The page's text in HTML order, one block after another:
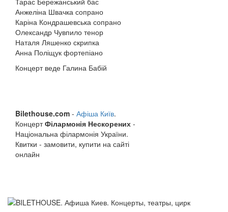
Анжеліна Швачка сопрано
Каріна Кондрашевська сопрано
Олександр Чувпило тенор
Наталя Ляшенко скрипка
Анна Поліщук фортепіано
Концерт веде Галина Бабій
Bilethouse.com - Афіша Київ.
КонцертФілармонія Нескорених -
Національна філармонія України.
Квитки - замовити, купити на сайті
онлайн